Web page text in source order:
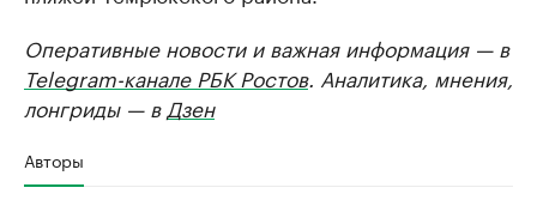
Оперативные новости и важная информация — в
Telegram-канале РБК Ростов. Аналитика, мнения,
лонгриды — в Дзен
Авторы